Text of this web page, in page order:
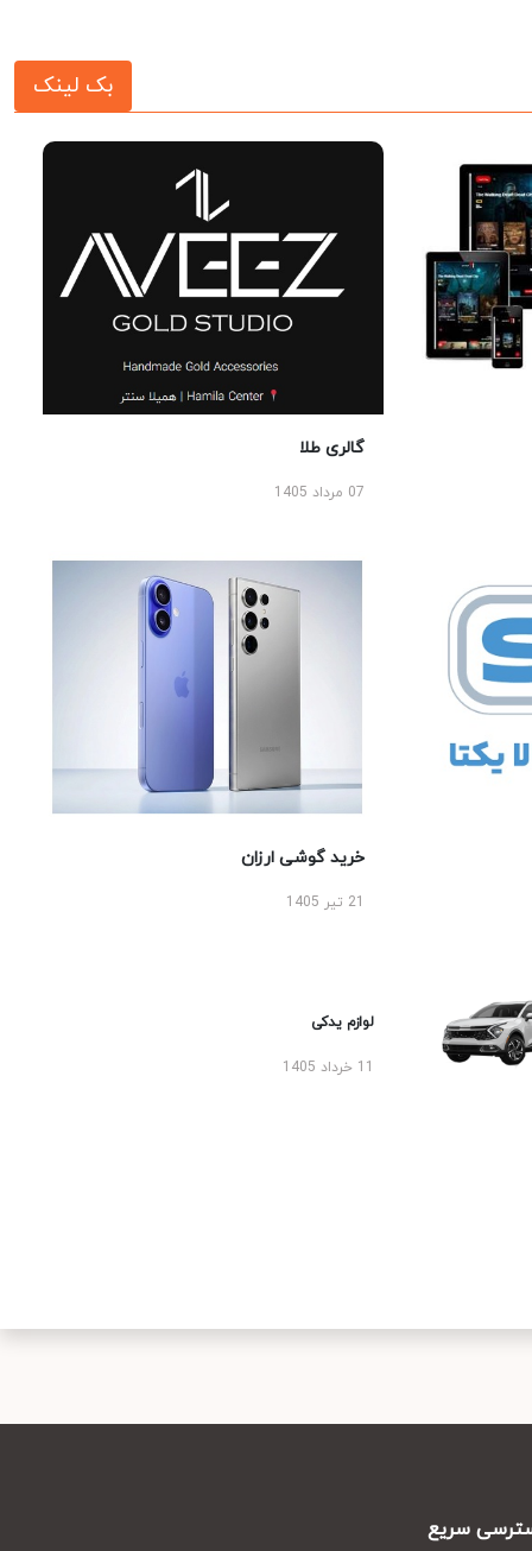
بک لینک
گالری طلا
07 مرداد 1405
خرید گوشی ارزان
لوازم یدکی
سریع